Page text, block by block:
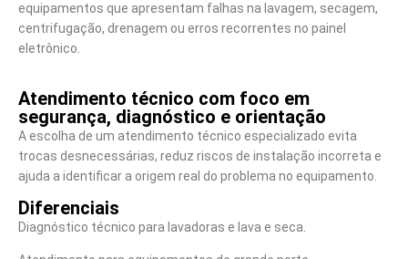
equipamentos que apresentam falhas na lavagem, secagem,
centrifugação, drenagem ou erros recorrentes no painel
eletrônico.
Atendimento técnico com foco em
segurança, diagnóstico e orientação
A escolha de um atendimento técnico especializado evita
trocas desnecessárias, reduz riscos de instalação incorreta e
ajuda a identificar a origem real do problema no equipamento.
Diferenciais
Diagnóstico técnico para lavadoras e lava e seca.